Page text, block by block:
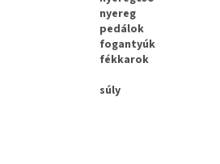
nyereg
pedálok
fogantyúk
fékkarok
súly